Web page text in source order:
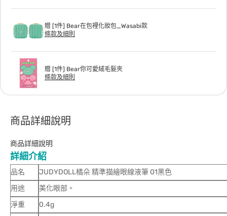
贈 [1件] Bear在包裡化妝包_Wasabi款
條款及細則
贈 [1件] Bear你可愛絨毛髮夾
條款及細則
商品詳細說明
商品詳細說明
詳細介紹
品名
JUDYDOLL橘朵 精準描繪眼線液筆 01黑色
用途
美化眼部。
淨重
0.4g